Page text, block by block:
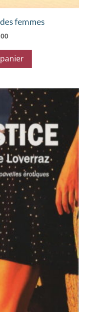
femmes